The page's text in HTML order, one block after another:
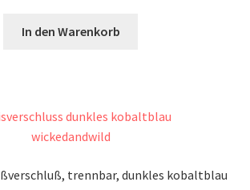
In den Warenkorb
trennbar, dunkles kobaltblau